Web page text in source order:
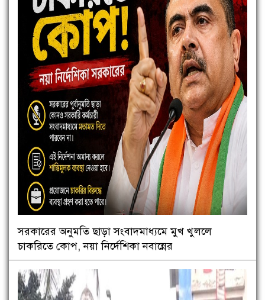
সরকারের অনুমতি ছাড়া সংবাদমাধ্যমে মুখ খুললে
চাকরিতে কোপ, নয়া নির্দেশিকা নবান্নের